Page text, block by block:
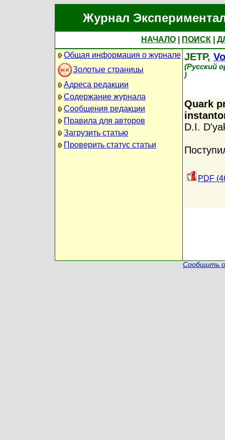
Журнал
НАЧАЛО ПОИСК
Общая информация о журнале
Золотые страницы
Адреса редакции
Содержание журнала
Сообщения редакции
Правила для авторов
Загрузить статью
Проверить статус статьи
JETP,
(Русский
)
Quark
D.I.
PDF
Сообщить о